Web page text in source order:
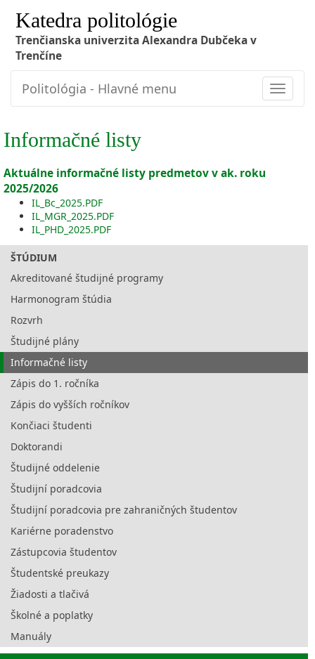
Katedra politológie
Trenčianska univerzita Alexandra Dubčeka v
Trenčíne
Toggle
Politológia - Hlavné menu
Informačné listy
Aktuálne informačné listy predmetov v ak. roku
2025/2026
IL_Bc_2025.PDF
IL_MGR_2025.PDF
IL_PHD_2025.PDF
ŠTÚDIUM
Akreditované študijné programy
Harmonogram štúdia
Rozvrh
Študijné plány
Informačné listy
Zápis do 1. ročníka
Zápis do vyšších ročníkov
Končiaci študenti
Doktorandi
Študijné oddelenie
Študijní poradcovia
Študijní poradcovia pre zahraničných študentov
Kariérne poradenstvo
Zástupcovia študentov
Študentské preukazy
Žiadosti a tlačivá
Školné a poplatky
Manuály